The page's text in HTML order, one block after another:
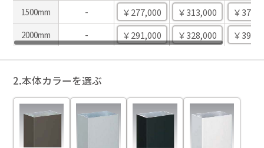
1500mm - ￥277,000 ￥313,000 ￥
2000mm - ￥291,000 ￥328,000 ￥
2.本体カラーを選ぶ